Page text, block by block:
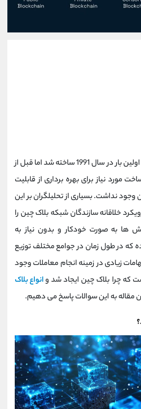
فناوری بلاک چین برای اولین بار در سال 1991 ساخته شد اما قبل از
مورد نیاز برای بهره برداری از قابلیت
نداشت. بسیاری از تحلیلگران بر این
خلاقانه سازندگان شبکه بلاک چین را
ها به صورت خودکار و بدون نیاز به
که در طول زمان در جوامع مختلف توزیع
زیادی در زمینه انجام معاملات وجود
که چرا بلاک چین ایجاد شد وانواع بلاک
مقاله به این سوالات پاسخ می دهیم.
09101364784
021-22021030
021-22021040
@alireza.mehrabii
@alirezamehrabi_com
@alirezamehrabi_official